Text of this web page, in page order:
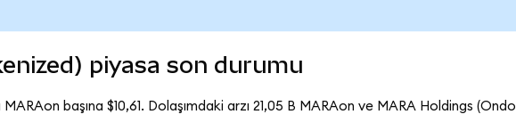
piyasa son durumu
başına $10,61. Dolaşımdaki arzı 21,05 B MARAon ve MARA Holdings (Ondo